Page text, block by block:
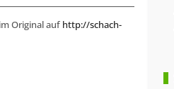
Original auf http://schach-